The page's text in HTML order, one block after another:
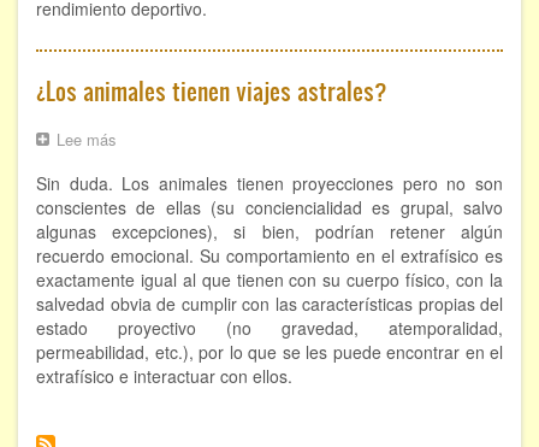
rendimiento deportivo.
¿Los animales tienen viajes astrales?
Lee más
animales
tienen
viajes
astrales?
Sin duda. Los animales tienen proyecciones pero no son
conscientes de ellas (su conciencialidad es grupal, salvo
algunas excepciones), si bien, podrían retener algún
recuerdo emocional. Su comportamiento en el extrafísico es
exactamente igual al que tienen con su cuerpo físico, con la
salvedad obvia de cumplir con las características propias del
estado proyectivo (no gravedad, atemporalidad,
permeabilidad, etc.), por lo que se les puede encontrar en el
extrafísico e interactuar con ellos.